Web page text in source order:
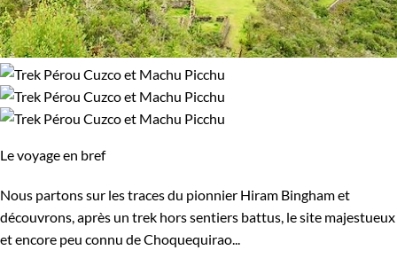
Le voyage en bref
Nous partons sur les traces du pionnier Hiram Bingham et
découvrons, après un trek hors sentiers battus, le site majestueux
et encore peu connu de Choquequirao...